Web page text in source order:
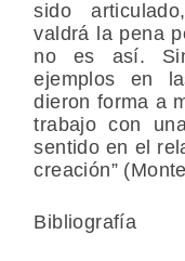
sido
valdrá la pena
no es así.
ejemplos en
dieron forma a
trabajo con
sentido en el
creación”
Bibliografía